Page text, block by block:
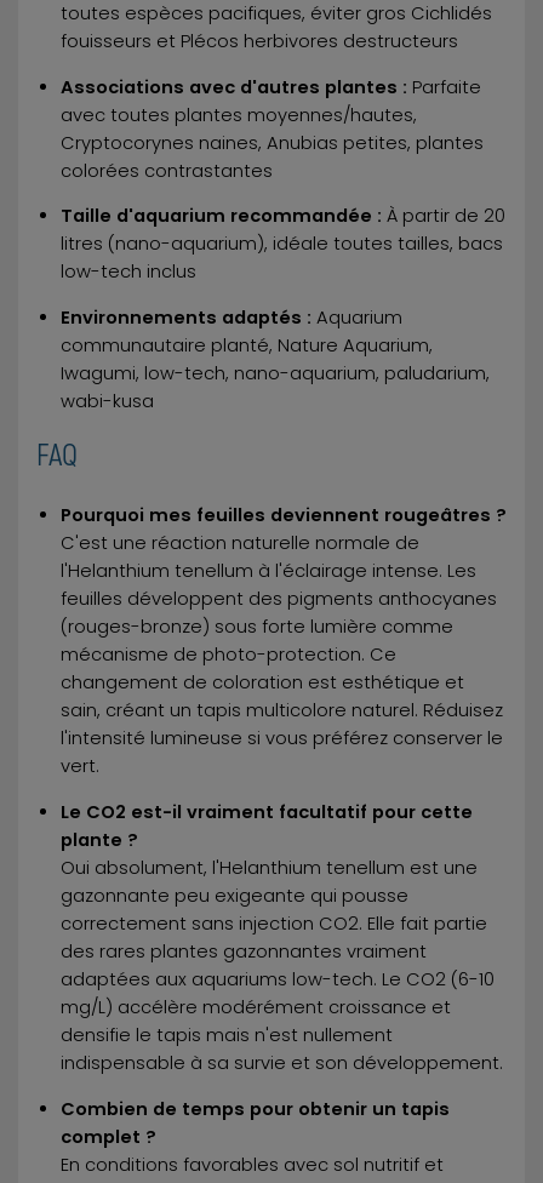
toutes espèces pacifiques, éviter gros Cichlidés
fouisseurs et Plécos herbivores destructeurs
Associations avec d'autres plantes : Parfaite
avec toutes plantes moyennes/hautes,
Cryptocorynes naines, Anubias petites, plantes
colorées contrastantes
Taille d'aquarium recommandée : À partir de 20
litres (nano-aquarium), idéale toutes tailles, bacs
low-tech inclus
Environnements adaptés : Aquarium
communautaire planté, Nature Aquarium,
Iwagumi, low-tech, nano-aquarium, paludarium,
wabi-kusa
FAQ
Pourquoi mes feuilles deviennent rougeâtres ?
C'est une réaction naturelle normale de
l'Helanthium tenellum à l'éclairage intense. Les
feuilles développent des pigments anthocyanes
(rouges-bronze) sous forte lumière comme
mécanisme de photo-protection. Ce
changement de coloration est esthétique et
sain, créant un tapis multicolore naturel. Réduisez
l'intensité lumineuse si vous préférez conserver le
vert.
Le CO2 est-il vraiment facultatif pour cette
plante ?
Oui absolument, l'Helanthium tenellum est une
gazonnante peu exigeante qui pousse
correctement sans injection CO2. Elle fait partie
des rares plantes gazonnantes vraiment
adaptées aux aquariums low-tech. Le CO2 (6-10
mg/L) accélère modérément croissance et
densifie le tapis mais n'est nullement
indispensable à sa survie et son développement.
Combien de temps pour obtenir un tapis
complet ?
En conditions favorables avec sol nutritif et